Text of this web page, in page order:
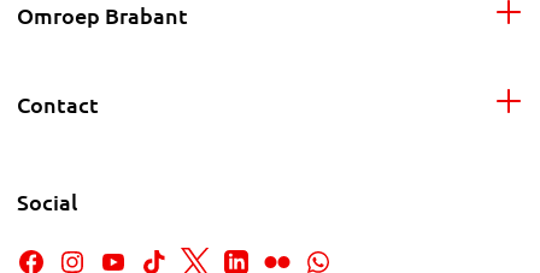
Omroep Brabant
Contact
Social